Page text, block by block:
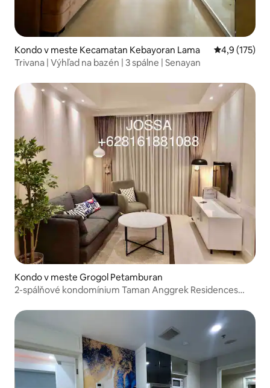
Kondo v meste Kecamatan Kebayoran Lama Priemerné
4,9 (175)
Trivana | Výhľad na bazén | 3 spálne | Senayan
Kondo v meste Grogol Petamburan
2-spálňové kondomínium Taman Anggrek Residences